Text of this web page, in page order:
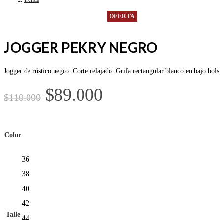
OFERTA
JOGGER PEKRY NEGRO
Jogger de rústico negro. Corte relajado. Grifa rectangular blanco en bajo
$110.000 El
$89.000
Color
Talle
36
38
40
42
44